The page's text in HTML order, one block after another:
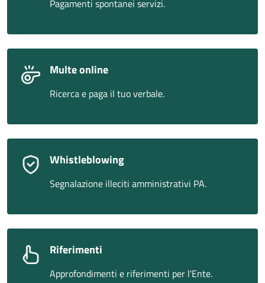
Pagamenti spontanei servizi.
Multe online
Ricerca e paga il tuo verbale.
Whistleblowing
Segnalazione illeciti amministrativi PA.
Riferimenti
Approfondimenti e riferimenti per l'Ente.